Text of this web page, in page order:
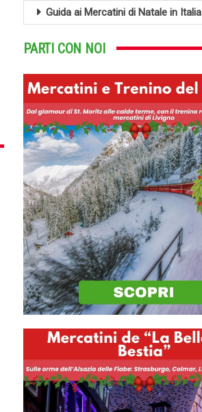
Guida ai Mercatini di Natale in Italia
PARTI CON NOI